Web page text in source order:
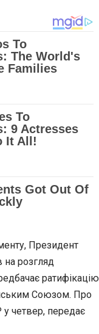
Президент
на розгляд
ратифікацію
Союзом. Про
у четвер, передає